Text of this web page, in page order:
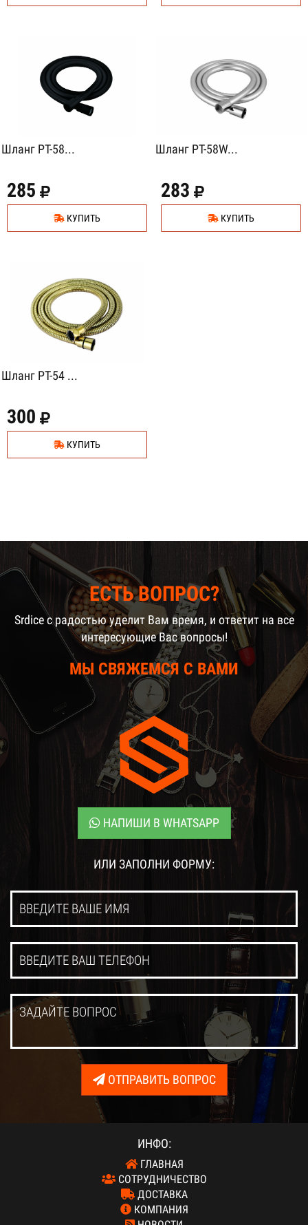
Шланг PT-58...
285
КУПИТЬ
Шланг PT-58W...
283
КУПИТЬ
Шланг PT-54 ...
300
КУПИТЬ
ЕСТЬ ВОПРОС?
Srdice c радостью уделит Вам время, и ответит на все
интересующие Вас вопросы!
МЫ СВЯЖЕМСЯ С ВАМИ
НАПИШИ В WHATSAPP
ИЛИ ЗАПОЛНИ ФОРМУ:
ОТПРАВИТЬ ВОПРОС
ИНФО:
ГЛАВНАЯ
СОТРУДНИЧЕСТВО
ДОСТАВКА
КОМПАНИЯ